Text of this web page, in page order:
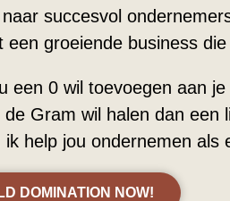
naar succesvol
een groeiende business
een 0 wil toevoegen aan
de Gram wil halen dan een
ik help jou ondernemen als
DOMINATION NOW!